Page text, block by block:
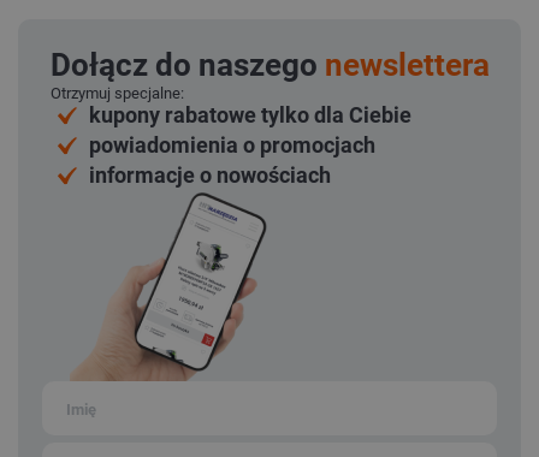
Dołącz do naszego newslettera
Otrzymuj specjalne:
kupony rabatowe tylko dla Ciebie
powiadomienia o promocjach
informacje o nowościach